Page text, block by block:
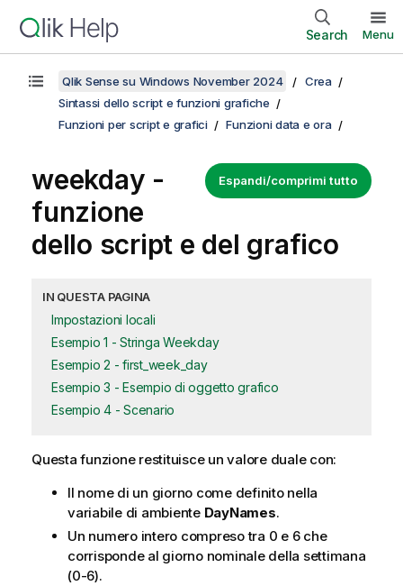
Search Menu
Qlik Sense su Windows November 2024
Crea
Sintassi dello script e funzioni grafiche
Funzioni per script e grafici
Funzioni data e ora
Espandi/comprimi tutto
weekday -
funzione
dello script e del grafico
IN QUESTA PAGINA
Impostazioni locali
Esempio 1 - Stringa Weekday
Esempio 2 - first_week_day
Esempio 3 - Esempio di oggetto grafico
Esempio 4 - Scenario
Questa funzione restituisce un valore duale con:
Il nome di un giorno come definito nella
variabile di ambiente DayNames.
Un numero intero compreso tra 0 e 6 che
corrisponde al giorno nominale della settimana
(0-6).